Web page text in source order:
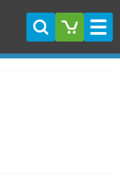
Suche